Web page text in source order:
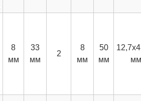
8
мм
33
мм
2
8
мм
50
мм
мм